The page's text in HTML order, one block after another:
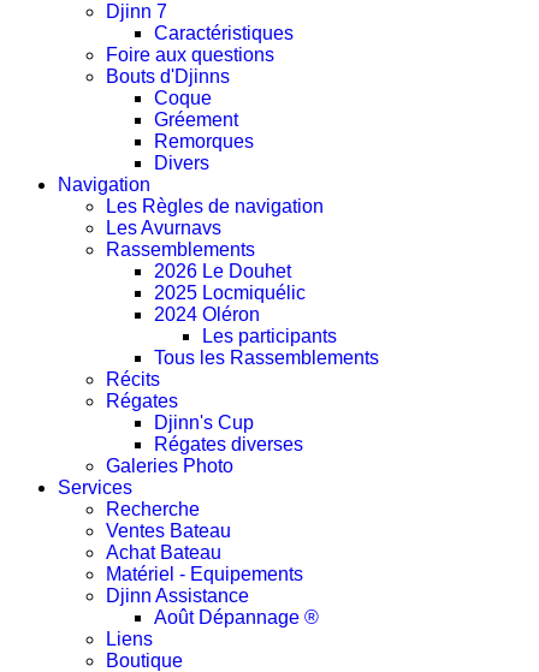
Djinn 7
Caractéristiques
Foire aux questions
Bouts d'Djinns
Coque
Gréement
Remorques
Divers
Navigation
Les Règles de navigation
Les Avurnavs
Rassemblements
2026 Le Douhet
2025 Locmiquélic
2024 Oléron
Les participants
Tous les Rassemblements
Récits
Régates
Djinn's Cup
Régates diverses
Galeries Photo
Services
Recherche
Ventes Bateau
Achat Bateau
Matériel - Equipements
Djinn Assistance
Août Dépannage ®
Liens
Boutique